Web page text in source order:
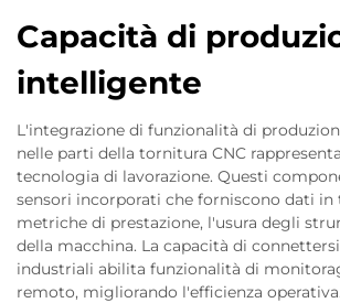
Capacità di
intelligente
L'integrazione di funzionalità di
nelle parti della tornitura CNC
tecnologia di lavorazione. Questi
sensori incorporati che forniscono dati in
metriche di prestazione, l'usura degli
della macchina. La capacità di
industriali abilita funzionalità di
remoto, migliorando l'efficienza